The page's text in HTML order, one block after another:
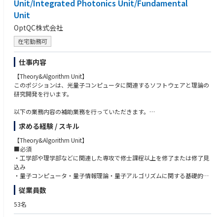
・実機の性能指数に対する故障解析、課題抽出、ノイズ及び改良案の検討
■アピールポイント
OptQC株式会社は、光量子コンピュータ技術を実用化し、世界の産業や社
会の課題解決を目指しています。
光を利用した次世代量子技術により、従来のコンピュータでは到達できな
かった計算能力や効率を提供し、物流、金融、医療など幅広い分野に変革
をもたらすことを目指しています。
光の力を最大限に引き出すため、光学や量子、通信技術のスペシャリスト
とともに、新しい世界を切り開きませんか？
策定・推進できるコミュニケーション能力
・市販の光学ソフトウェアをただ用いるのではなく、背景となる物理現象
に基づいた解析・設計が可能な方
Unit/Integrated Photonics Unit/Fundamental
Unit
OptQC株式会社
在宅勤務可
仕事内容
【Theory&Algorithm Unit】
このポジションは、光量子コンピュータに関連するソフトウェアと理論の
研究開発を行います。
以下の業務内容の補助業務を行っていただきます。
・光量子コンピュータの短期・中期・長期の応用探索・設計・開発・研究
（一例：量子機械学習、QAOA、最適化問題、量子通信、光通信、量子化
学、FTQCなど）
・光量子コンピュータの理論保証（量子優位性・超越性など）
ンパイラなど）
・弊社が開発した光量子コンピュータ実機を用いて量子アルゴリズムの実
求める経験 / スキル
【Theory&Algorithm Unit】
■必須
・工学部や理学部などに関連した専攻で修士課程以上を修了または修了見
込み
・量子コンピュータ・量子情報理論・量子アルゴリズムに関する基礎的な
知識
・基本的なプログラミングスキル、数値計算・シミュレーションのスキル
・学術論文を読んで理解する能力および執筆する能力
従業員数
53名